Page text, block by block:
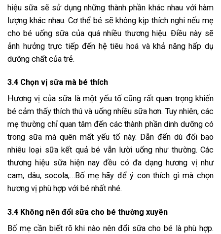
hiệu sữa sẽ sử dụng những thành phần khác nhau với hàm
lượng khác nhau. Cơ thể bé sẽ không kịp thích nghi nếu mẹ
cho bé uống sữa của quá nhiều thương hiệu. Điều này sẽ
ảnh hưởng trực tiếp đến hệ tiêu hoá và khả năng hấp dụ
dưỡng chất của trẻ.
3.4 Chọn vị sữa mà bé thích
Hương vị của sữa là một yếu tố cũng rất quan trọng khiến
bé cảm thấy thích thú và uống nhiều sữa hơn. Tuy nhiên, các
mẹ thường chỉ quan tâm đến các thành phần dinh dưỡng có
trong sữa mà quên mất yếu tố này. Dẫn đến dù đổi bao
nhiêu loại sữa kết quả bé vẫn lười uống như thường. Các
thương hiệu sữa hiện nay đều có đa dạng hương vị như
cam, dâu, socola,…Bố mẹ hãy để ý con thích gì mà chọn
hương vị phù hợp với bé nhất nhé.
3.4 Không nên đổi sữa cho bé thường xuyên
Bố mẹ cần biết rõ khi nào nên đổi sữa cho bé là phù hợp.